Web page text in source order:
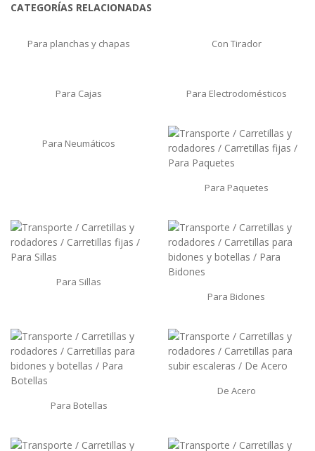
CATEGORÍAS RELACIONADAS
Para planchas y chapas Con Tirador
Para Cajas Para Electrodomésticos
Para Neumáticos
Para Paquetes
Para Sillas
Para Bidones
Para Botellas
De Acero